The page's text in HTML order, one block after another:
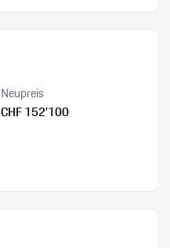
Neupreis
CHF 152’100